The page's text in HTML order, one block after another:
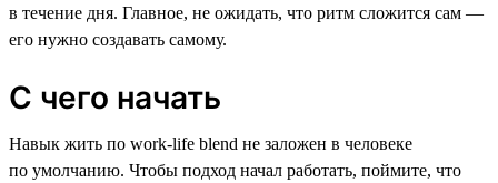
в течение дня. Главное, не ожидать, что ритм сложится сам —
его нужно создавать самому.
С чего начать
Навык жить по work-life blend не заложен в человеке
по умолчанию. Чтобы подход начал работать, поймите, что